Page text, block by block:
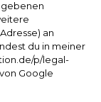
an
du in meiner
p/legal-
Google